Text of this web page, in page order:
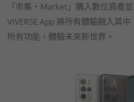
「市集・Market」購入數位資產
VIVERSE App 將所有體驗融入其
所有功能，體驗未來新世界。